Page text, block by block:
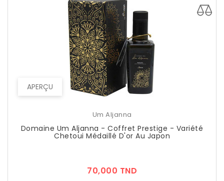
APERÇU
Um Aljanna
Domaine Um Aljanna - Coffret Prestige - Variété
Chetoui Médaillé D'or Au Japon
70,000 TND